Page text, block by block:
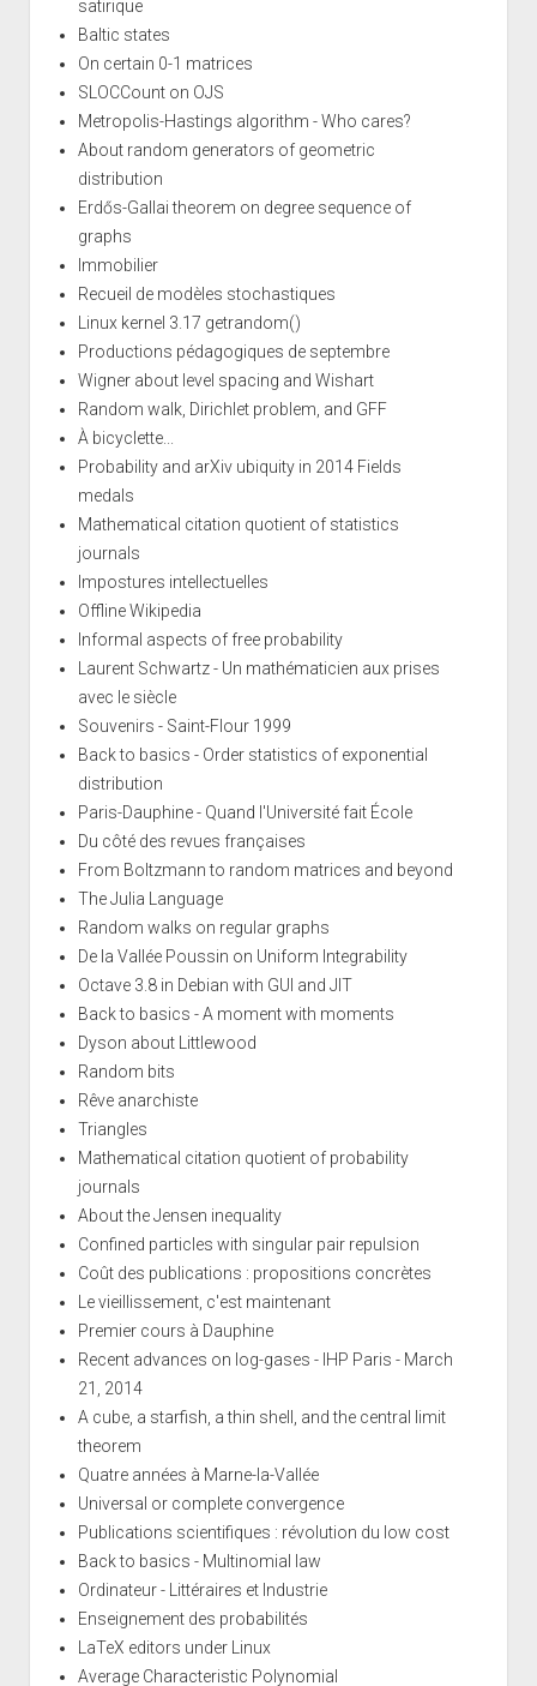
satirique
Baltic states
On certain 0-1 matrices
SLOCCount on OJS
Metropolis-Hastings algorithm - Who cares?
About random generators of geometric
distribution
Erdős-Gallai theorem on degree sequence of
graphs
Immobilier
Recueil de modèles stochastiques
Linux kernel 3.17 getrandom()
Productions pédagogiques de septembre
Wigner about level spacing and Wishart
Random walk, Dirichlet problem, and GFF
À bicyclette...
Probability and arXiv ubiquity in 2014 Fields
medals
Mathematical citation quotient of statistics
journals
Impostures intellectuelles
Offline Wikipedia
Informal aspects of free probability
Laurent Schwartz - Un mathématicien aux prises
avec le siècle
Souvenirs - Saint-Flour 1999
Back to basics - Order statistics of exponential
distribution
Paris-Dauphine - Quand l'Université fait École
Du côté des revues françaises
From Boltzmann to random matrices and beyond
The Julia Language
Random walks on regular graphs
De la Vallée Poussin on Uniform Integrability
Octave 3.8 in Debian with GUI and JIT
Back to basics - A moment with moments
Dyson about Littlewood
Random bits
Rêve anarchiste
Triangles
Mathematical citation quotient of probability
journals
About the Jensen inequality
Confined particles with singular pair repulsion
Coût des publications : propositions concrètes
Le vieillissement, c'est maintenant
Premier cours à Dauphine
Recent advances on log-gases - IHP Paris - March
21, 2014
A cube, a starfish, a thin shell, and the central limit
theorem
Quatre années à Marne-la-Vallée
Universal or complete convergence
Publications scientifiques : révolution du low cost
Back to basics - Multinomial law
Ordinateur - Littéraires et Industrie
Enseignement des probabilités
LaTeX editors under Linux
Average Characteristic Polynomial